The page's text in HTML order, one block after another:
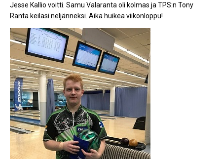
Jesse Kallio voitti. Samu Valaranta oli kolmas ja TPS:n Tony
Ranta keilasi neljänneksi. Aika huikea viikonloppu!